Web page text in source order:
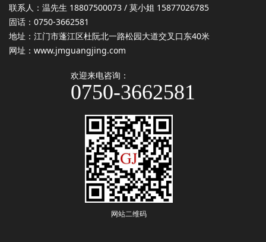
联系人： 温先生 18807500073 / 莫小姐 15877026785
固话：0750-3662581
地址：江门市蓬江区杜阮北一路松园大道交叉口东40米
网址： www.jmguangjing.com
欢迎来电咨询：
0750-3662581
网站二维码